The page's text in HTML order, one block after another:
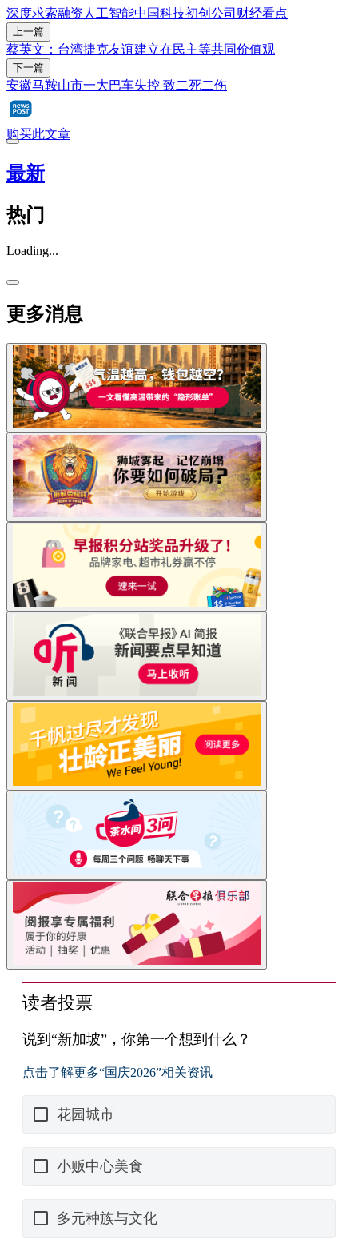
深度求索融资人工智能中国科技初创公司 财经看点
上一篇
蔡英文：台湾捷克友谊建立在民主等共同价值观
下一篇
安徽马鞍山市一大巴车失控 致二死二伤
购买此文章
最新
热门
Loading...
更多消息